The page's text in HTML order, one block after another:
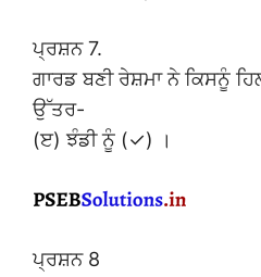
ਪ੍ਰਸ਼ਨ 7.
ਗਾਰਡ ਬਣੀ ਰੇਸ਼ਮਾ ਨੇ ਕਿਸਨੂੰ
ਉੱਤਰ-
(ੲ) ਝੰਡੀ ਨੂੰ (✓) ।
ਪ੍ਰਸ਼ਨ 8